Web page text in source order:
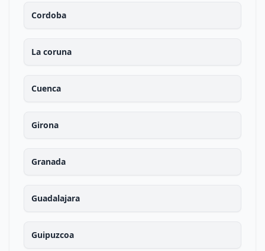
Cordoba
La coruna
Cuenca
Girona
Granada
Guadalajara
Guipuzcoa